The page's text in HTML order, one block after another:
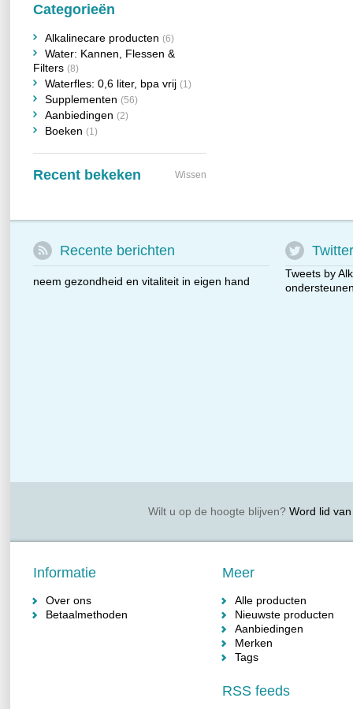
Categorieën
Alkalinecare producten (6)
Water: Kannen, Flessen &
Filters (8)
Waterfles: 0,6 liter, bpa vrij (1)
Supplementen (56)
Aanbiedingen (2)
Boeken (1)
Recent bekeken Wissen
Recente berichten
neem gezondheid en vitaliteit in eigen hand
Twitter
Tweets by
Wilt u op de hoogte blijven?Word lid van
Informatie
Over ons
Betaalmethoden
Meer
Alle producten
Nieuwste producten
Aanbiedingen
Merken
Tags
RSS feeds